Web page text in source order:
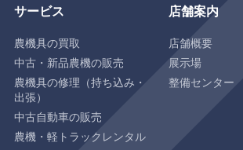
サービス
農機具の買取
中古・新品農機の販売
農機具の修理（持ち込み・
出張）
中古自動車の販売
農機・軽トラックレンタル
店舗案内
店舗概要
展示場
整備センター